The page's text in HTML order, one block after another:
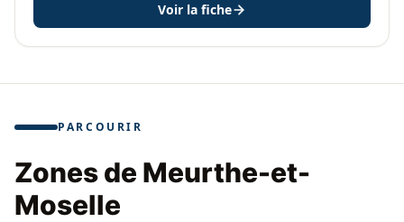
Voir la fiche
PARCOURIR
Zones de Meurthe-et-
Moselle